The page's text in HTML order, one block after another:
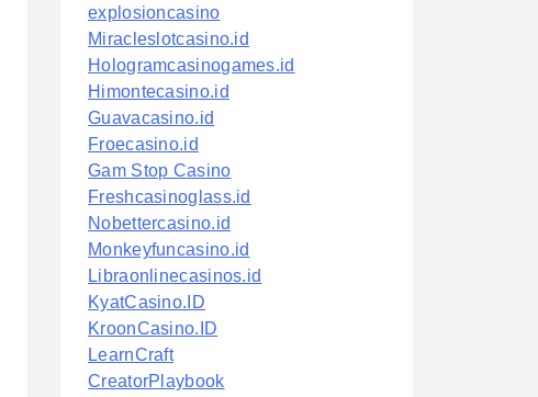
explosioncasino
Miracleslotcasino.id
Hologramcasinogames.id
Himontecasino.id
Guavacasino.id
Froecasino.id
Gam Stop Casino
Freshcasinoglass.id
Nobettercasino.id
Monkeyfuncasino.id
Libraonlinecasinos.id
KyatCasino.ID
KroonCasino.ID
LearnCraft
CreatorPlaybook